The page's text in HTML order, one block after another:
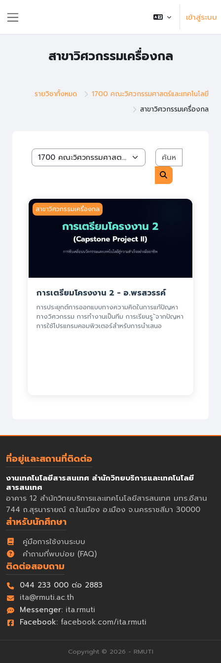
เข้าสู่ระบบ
สาขาวิศวกรรมเครื่องกล
รายวิชาทั้งหมด
1700 คณะวิศวกรรมศาสตร์และเทคโนโลยี
สาขาวิศวกรรมเครื่องกล
หมวดหมู่รายวิชา
ค้นหารายวิชา
การเตรียมโครงงาน 2 - อ.พรสวรรค์
สาขาวิศวกรรมเครื่องกล
การเตรียมโครงงาน 2 - อ.พรสวรรค์
การประยุกต์การออกแบบทางความคิดในการแก้ปัญหา
ทางวิศวกรรม การทำงานเป็นทีม การเรียนรู ้จากปัญหา
การใช้โปรแกรมคอมพิวเตอร์สำหรับการนำเสนอ
ที่อยู่และสถานที่ติดต่อ
งานเทคโนโลยีสารสนเทศ สำนักวิทยบริการและเทคโนโลยี
สารสนเทศ
อาคาร 12 สำนักวิทยบริการและเทคโนโลยีสารสนเทศ มทร.อีสาน
744 ถ.สุรนารายณ์ ต.ในเมือง อ.เมือง จ.นครราชสีมา 30000
สำหรับนักศึกษา
คู่มือการใช้งานระบบ
คำถามที่พบบ่อย (FAQ)
ติดต่อสอบถาม
044 233 000 ต่อ 2883
ita@rmuti.ac.th
Messenger: ita.rmuti
Facebook: facebook.com/ita.rmuti
Copyright © 2026 - RMUTI